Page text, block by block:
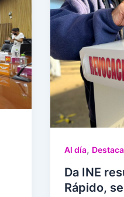
Al día,
Da INE
Rápido,